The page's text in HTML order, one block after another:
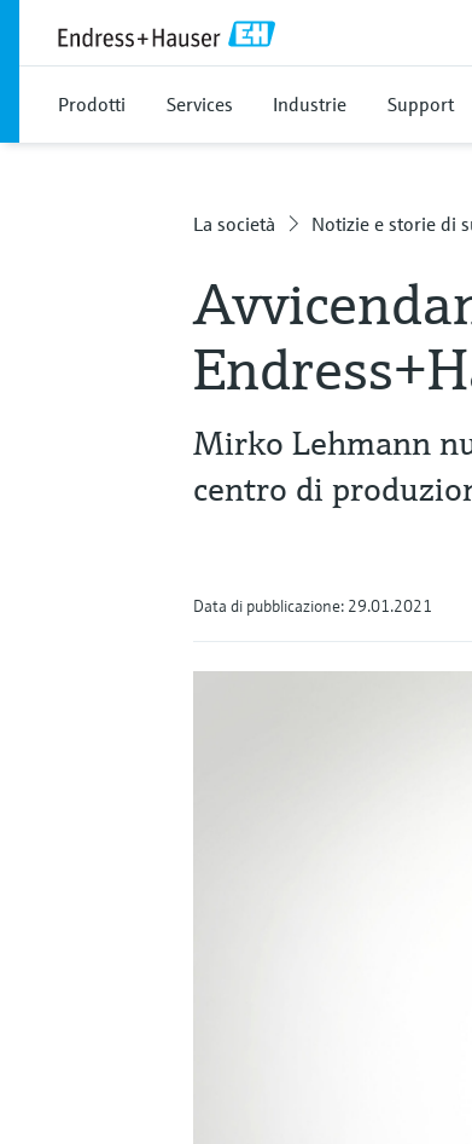
Prodotti Services Industrie Support
La società Notizie e storie di
Mirko Lehmann
centro di
Data di pubblicazione: 29.01.2021